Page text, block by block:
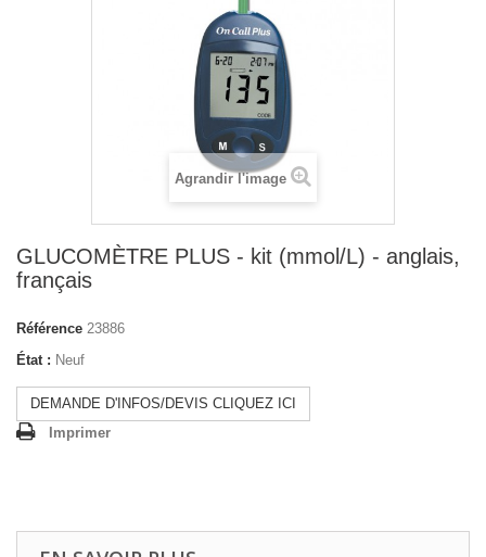
Agrandir l'image
GLUCOMÈTRE PLUS - kit (mmol/L) - anglais,
français
Référence 23886
État : Neuf
DEMANDE D'INFOS/DEVIS CLIQUEZ ICI
Imprimer